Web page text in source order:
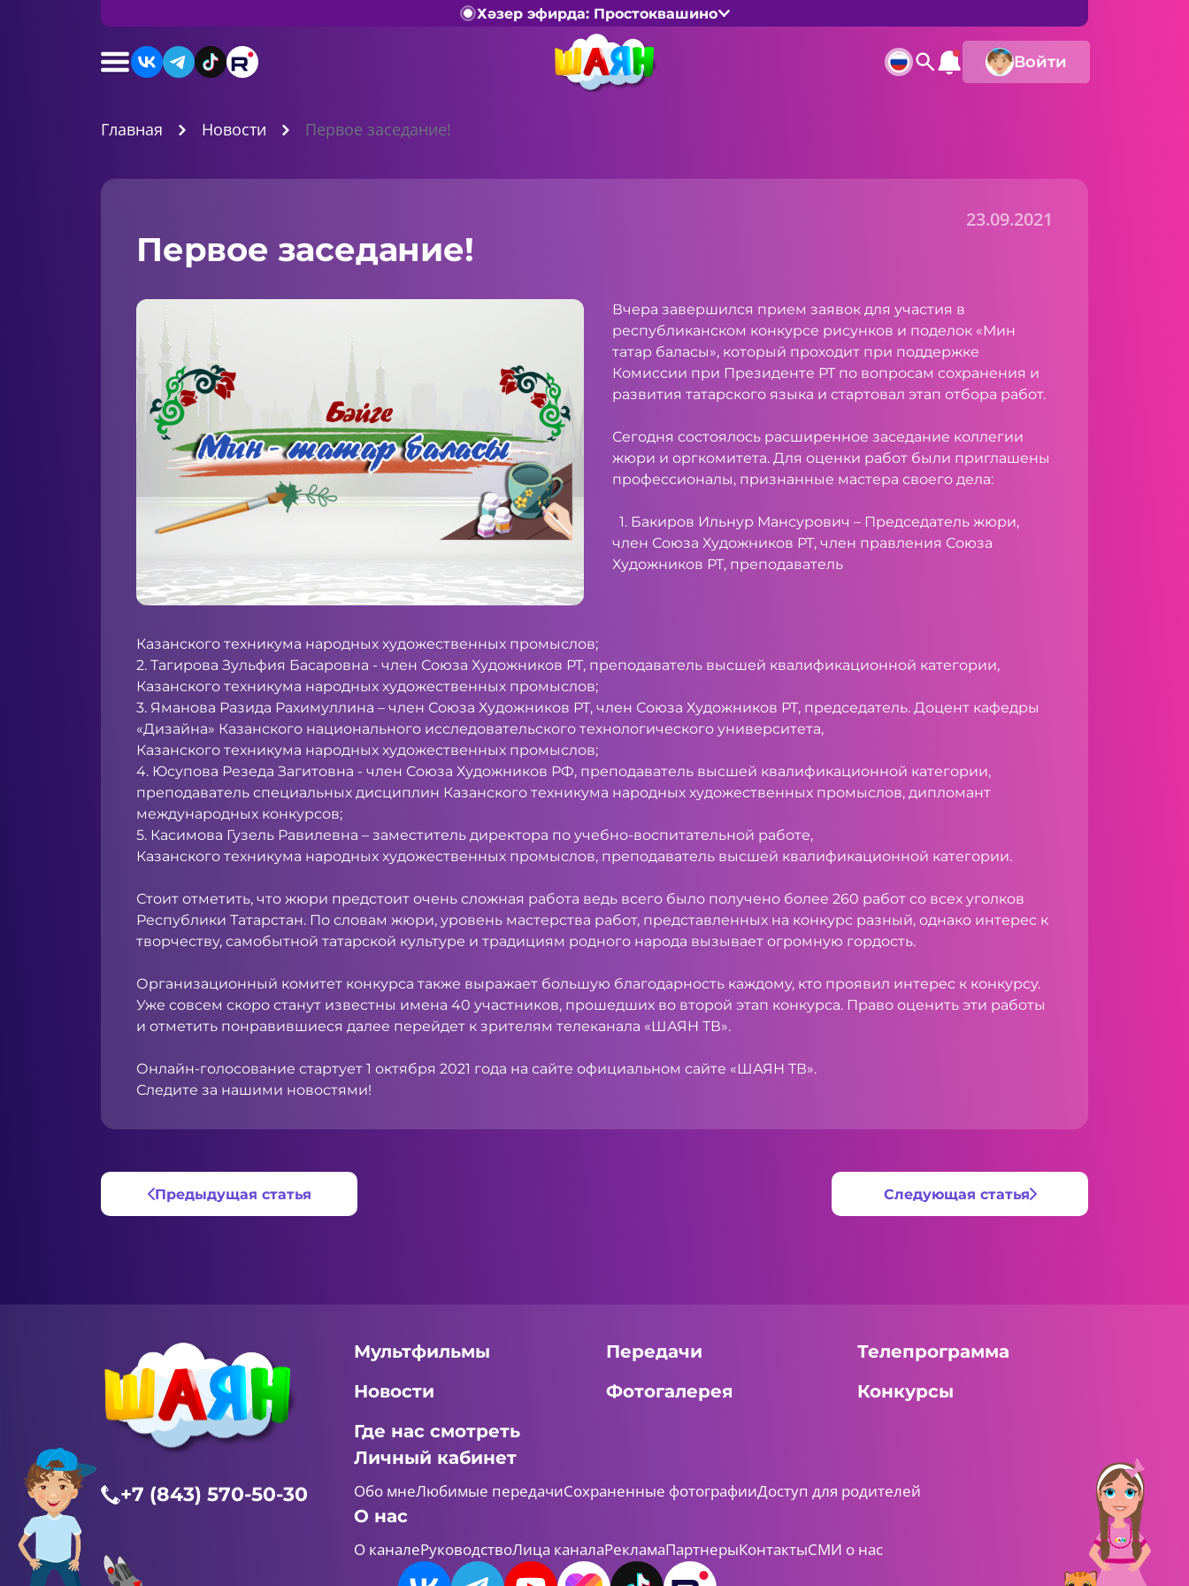
Хәзер эфирда: Простоквашино
Войти
Главная Новости Первое заседание!
23.09.2021
Первое заседание!
Вчера завершился прием заявок для участия в
республиканском конкурсе рисунков и поделок «Мин
татар баласы», который проходит при поддержке
Комиссии при Президенте РТ по вопросам сохранения и
развития татарского языка и стартовал этап отбора работ.
Сегодня состоялось расширенное заседание коллегии
жюри и оргкомитета. Для оценки работ были приглашены
профессионалы, признанные мастера своего дела:
1. Бакиров Ильнур Мансурович – Председатель жюри,
член Союза Художников РТ, член правления Союза
Художников РТ, преподаватель
Казанского техникума народных художественных промыслов;
2. Тагирова Зульфия Басаровна - член Союза Художников РТ, преподаватель высшей квалификационной категории,
Казанского техникума народных художественных промыслов;
3. Яманова Разида Рахимуллина – член Союза Художников РТ, член Союза Художников РТ, председатель. Доцент кафедры
«Дизайна» Казанского национального исследовательского технологического университета,
Казанского техникума народных художественных промыслов;
4. Юсупова Резеда Загитовна - член Союза Художников РФ, преподаватель высшей квалификационной категории,
преподаватель специальных дисциплин Казанского техникума народных художественных промыслов, дипломант
международных конкурсов;
5. Касимова Гузель Равилевна – заместитель директора по учебно-воспитательной работе,
Казанского техникума народных художественных промыслов, преподаватель высшей квалификационной категории.
Стоит отметить, что жюри предстоит очень сложная работа ведь всего было получено более 260 работ со всех уголков
Республики Татарстан. По словам жюри, уровень мастерства работ, представленных на конкурс разный, однако интерес к
творчеству, самобытной татарской культуре и традициям родного народа вызывает огромную гордость.
Организационный комитет конкурса также выражает большую благодарность каждому, кто проявил интерес к конкурсу.
Уже совсем скоро станут известны имена 40 участников, прошедших во второй этап конкурса. Право оценить эти работы
и отметить понравившиеся далее перейдет к зрителям телеканала «ШАЯН ТВ».
Онлайн-голосование стартует 1 октября 2021 года на сайте официальном сайте «ШАЯН ТВ».
Следите за нашими новостями!
Предыдущая статья Следующая статья
+7 (843) 570-50-30
Мультфильмы Передачи
Телепрограмма
Новости
Фотогалерея
Конкурсы
Где нас смотреть
Личный кабинет
Обо мнеЛюбимые передачиСохраненные фотографииДоступ для родителей
О нас
О каналеРуководствоЛица каналаРекламаПартнерыКонтактыСМИ о нас